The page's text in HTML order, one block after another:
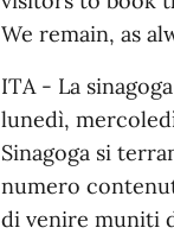
We remain, as
ITA - La
lunedì,
Sinagoga si
numero
di venire muniti